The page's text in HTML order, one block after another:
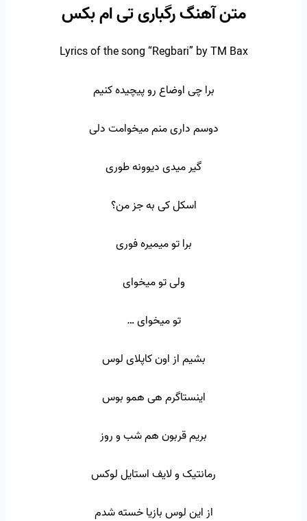
متن آهنگ رگباری تی ام بکس
Lyrics of the song “Regbari” by TM Bax
برا چی اوضاع رو پیچیده کنیم
دوسم داری منم میخوامت دلی
گیر میدی دیوونه طوری
اسکل کی به جز من؟
برا تو میمیره فوری
ولی تو میخوای
تو میخوای …
بشیم از اون کاپلای لوس
اینستاگرم هی همو بوس
بریم قربون هم شب و روز
رمانتیک و لایف استایل لوکس
از این لوس بازیا خسته شدم